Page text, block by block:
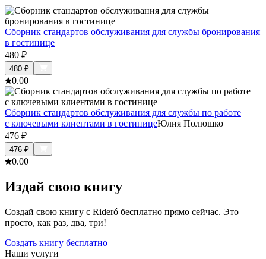
Сборник стандартов обслуживания для службы бронирования
в гостинице
480 ₽
480 ₽
0.00
Сборник стандартов обслуживания для службы по работе
с ключевыми клиентами в гостиницеЮлия Полюшко
476 ₽
476 ₽
0.00
Издай свою книгу
Создай свою книгу с Rideró бесплатно прямо сейчас. Это
просто, как раз, два, три!
Создать книгу бесплатно
Наши услуги